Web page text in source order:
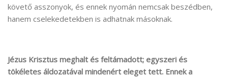
követő asszonyok, és ennek nyomán nemcsak beszédben,
hanem cselekedetekben is adhatnak másoknak.
Jézus Krisztus meghalt és feltámadott; egyszeri és
tökéletes áldozatával mindenért eleget tett. Ennek a